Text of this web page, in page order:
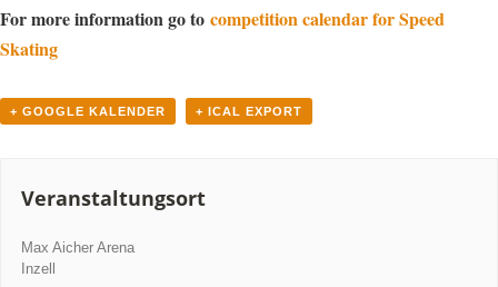
For more information go to competition calendar for Speed
Skating
+ GOOGLE KALENDER + ICAL EXPORT
Veranstaltungsort
Max Aicher Arena
Inzell